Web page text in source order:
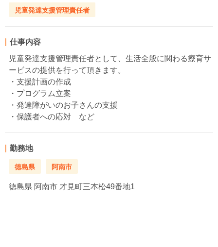
児童発達支援管理責任者
仕事内容
児童発達支援管理責任者として、生活全般に関わる療育サ
ービスの提供を行って頂きます。
・支援計画の作成
・プログラム立案
・発達障がいのお子さんの支援
・保護者への応対 など
勤務地
徳島県 阿南市
徳島県 阿南市 才見町三本松49番地1